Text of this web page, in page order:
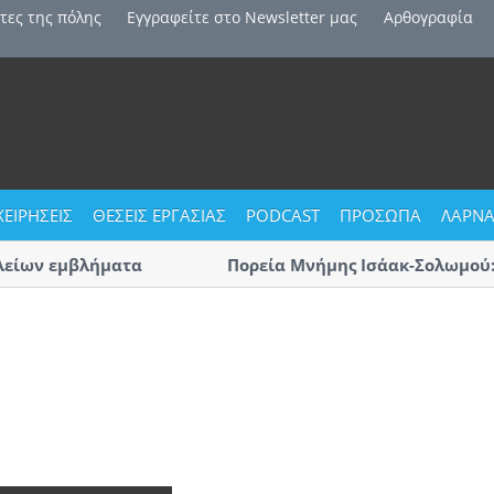
της πόλης Εγγραφείτε στο Newsletter μας Αρθογραφία
ΘΕΣΕΙΣ ΕΡΓΑΣΙΑΣ PODCAST ΠΡΟΣΩΠΑ
εμβλήματα
Πορεία Μνήμης Ισάακ-Σολωμού:
Αύριο η μεγάλη πορεία «με